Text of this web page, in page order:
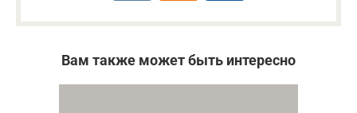
Вам также может быть интересно